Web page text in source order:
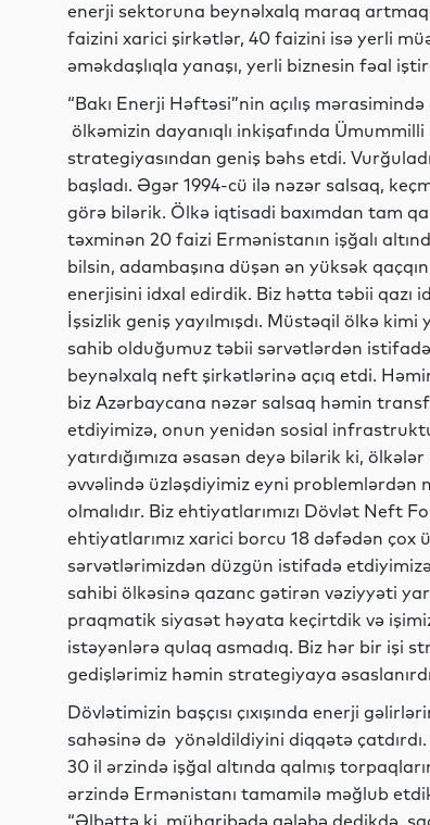
enerji sektoruna beynəlxalq maraq
faizini xarici şirkətlər, 40 faizini isə yerli
əməkdaşlıqla yanaşı, yerli biznesin fəal
“Bakı Enerji Həftəsi”nin açılış
ölkəmizin dayanıqlı inkişafında
strategiyasından geniş bəhs etdi.
başladı. Əgər 1994-cü ilə nəzər salsaq,
görə bilərik. Ölkə iqtisadi baxımdan tam
təxminən 20 faizi Ermənistanın işğalı
bilsin, adambaşına düşən ən yüksək
enerjisini idxal edirdik. Biz hətta təbii qazı
İşsizlik geniş yayılmışdı. Müstəqil ölkə
sahib olduğumuz təbii sərvətlərdən
beynəlxalq neft şirkətlərinə açıq etdi.
biz Azərbaycana nəzər salsaq həmin
etdiyimizə, onun yenidən sosial
yatırdığımıza əsasən deyə bilərik ki,
əvvəlində üzləşdiyimiz eyni problemlərdən
olmalıdır. Biz ehtiyatlarımızı Dövlət Neft
ehtiyatlarımız xarici borcu 18 dəfədən
sərvətlərimizdən düzgün istifadə
sahibi ölkəsinə qazanc gətirən vəziyyəti
praqmatik siyasət həyata keçirtdik və
istəyənlərə qulaq asmadıq. Biz hər bir işi
gedişlərimiz həmin strategiyaya
Dövlətimizin başçısı çıxışında enerji
sahəsinə də yönəldildiyini diqqətə
30 il ərzində işğal altında qalmış
ərzində Ermənistanı tamamilə məğlub
“Əlbəttə ki, müharibədə qələbə dedikdə,